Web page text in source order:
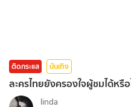
ติดกระแส บันเทิง
ละครไทยยังครองใจผู้ชมได้หรื
linda